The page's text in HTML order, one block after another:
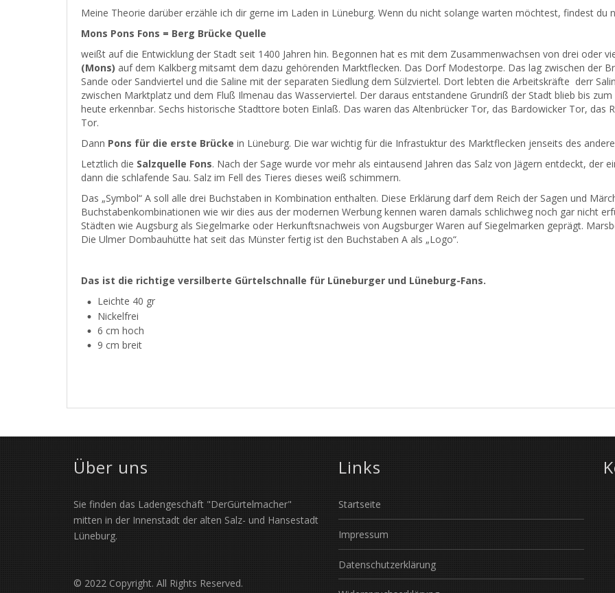
Meine Theorie darüber erzähle ich dir gerne im Laden in Lüneburg. Wenn du nicht solange warten möchtest, findest du
Mons Pons Fons = Berg Brücke Quelle
weißt auf die Entwicklung der Stadt seit 1400 Jahren hin. Begonnen hat es mit dem Zusammenwachsen von drei oder
(Mons) auf dem Kalkberg mitsamt dem dazu gehörenden Marktflecken. Das Dorf Modestorpe. Das lag zwischen der
Sande oder Sandviertel und die Saline mit der separaten Siedlung dem Sülzviertel. Dort lebten die Arbeitskräfte derr
zwischen Marktplatz und dem Fluß Ilmenau das Wasserviertel. Der daraus entstandene Grundriß der Stadt blieb bis
heute erkennbar. Sechs historische Stadttore boten Einlaß. Das waren das Altenbrücker Tor, das Bardowicker Tor, das
Tor.
Dann Pons für die erste Brücke in Lüneburg. Die war wichtig für die Infrastuktur des Marktflecken jenseits des
Letztlich die Salzquelle Fons. Nach der Sage wurde vor mehr als eintausend Jahren das Salz von Jägern entdeckt, der
dann die schlafende Sau. Salz im Fell des Tieres dieses weiß schimmern.
Das „Symbol“ A soll alle drei Buchstaben in Kombination enthalten. Diese Erklärung darf dem Reich der Sagen und
Buchstabenkombinationen wie wir dies aus der modernen Werbung kennen waren damals schlichweg noch gar nicht
Städten wie Augsburg als Siegelmarke oder Herkunftsnachweis von Augsburger Waren auf Siegelmarken geprägt.
Die Ulmer Dombauhütte hat seit das Münster fertig ist den Buchstaben A als „Logo“.
Das ist die richtige versilberte Gürtelschnalle für Lüneburger und Lüneburg-Fans.
Leichte 40 gr
Nickelfrei
6 cm hoch
9 cm breit
Über uns
Sie finden das Ladengeschäft "DerGürtelmacher"
mitten in der Innenstadt der alten Salz- und Hansestadt
Lüneburg.
© 2022 Copyright. All Rights Reserved.
Links
Startseite
Impressum
Datenschutzerklärung